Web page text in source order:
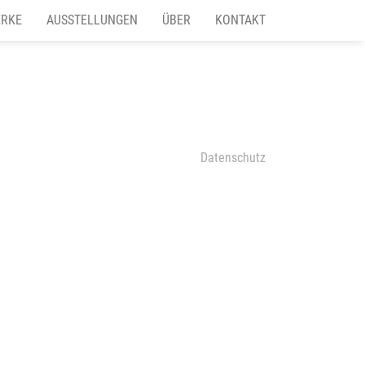
AUSSTELLUNGEN ÜBER KONTAKT
Datenschutz